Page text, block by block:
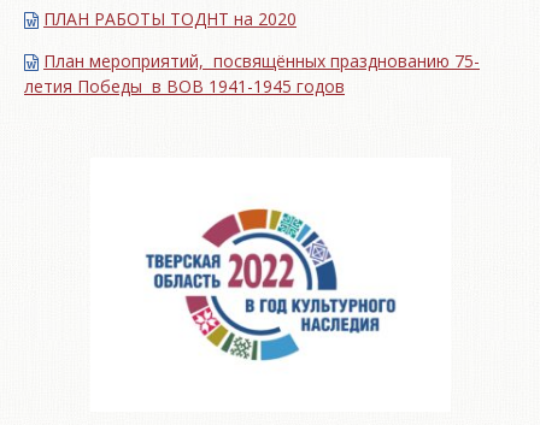
ПЛАН РАБОТЫ ТОДНТ на 2020
План мероприятий, посвящённых празднованию 75-
летия Победы в ВОВ 1941-1945 годов